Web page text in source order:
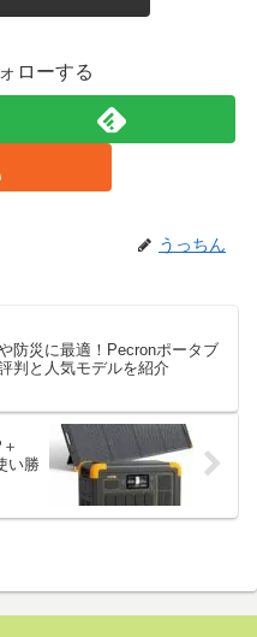
ローする
うっちん
防災に最適！Pecronポータブ
判と人気モデルを紹介
い勝